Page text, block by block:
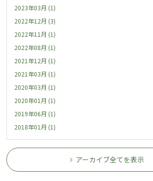
2023年03月 (1)
2022年12月 (3)
2022年11月 (1)
2022年08月 (1)
2021年12月 (1)
2021年03月 (1)
2020年03月 (1)
2020年01月 (1)
2019年06月 (1)
2018年01月 (1)
アーカイブ全てを表示